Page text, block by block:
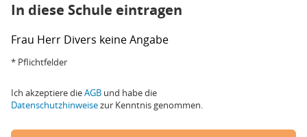
In diese Schule eintragen
Frau Herr Divers keine Angabe
* Pflichtfelder
Ich akzeptiere dieAGB und habe die
Datenschutzhinweisezur Kenntnis genommen.